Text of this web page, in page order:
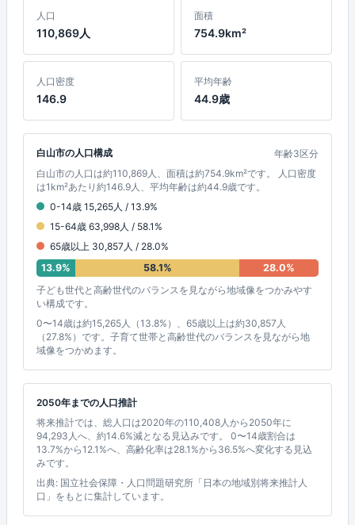
人口
110,869人
面積
754.9km²
人口密度
146.9
平均年齢
44.9歳
白山市の人口構成
年齢3区分
白山市の人口は約110,869人、面積は約754.9km²です。 人口密度
は1km²あたり約146.9人、平均年齢は約44.9歳です。
0-14歳 15,265人 / 13.9%
15-64歳 63,998人 / 58.1%
65歳以上 30,857人 / 28.0%
13.9%
58.1%
28.0%
子ども世代と高齢世代のバランスを見ながら地域像をつかみやす
い構成です。
0〜14歳は約15,265人（13.8%）、65歳以上は約30,857人
（27.8%）です。子育て世帯と高齢世代のバランスを見ながら地
域像をつかめます。
2050年までの人口推計
将来推計では、総人口は2020年の110,408人から2050年に
94,293人へ、約14.6%減となる見込みです。 0〜14歳割合は
13.7%から12.1%へ、高齢化率は28.1%から36.5%へ変化する見込
みです。
出典: 国立社会保障・人口問題研究所「日本の地域別将来推計人
口」をもとに集計しています。